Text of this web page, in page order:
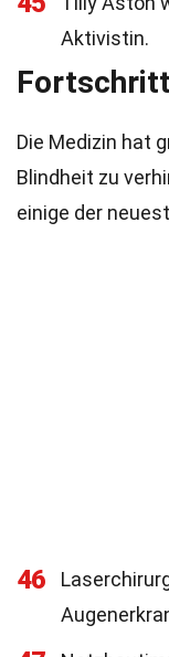
Aktivistin.
Die Medizin hat
Blindheit zu
einige der
46